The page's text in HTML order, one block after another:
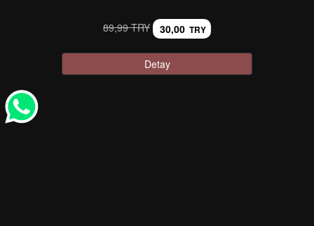
89,99 TRY 30,00 TRY
Detay